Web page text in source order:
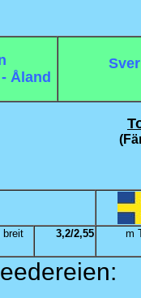
Åland
breit 3,2/2,55 m